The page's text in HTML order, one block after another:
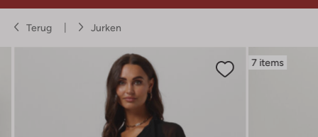
Terug Jurken
7 items